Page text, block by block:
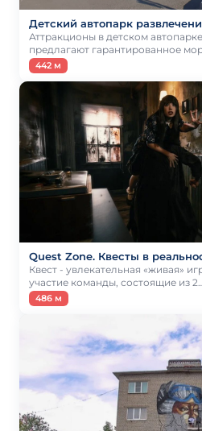
Детский автопарк
Аттракционы в детском
предлагают гарантированное
442 м
Quest Zone. Квесты в
Квест - увлекательная «живая»
участие команды, состоящие из 2…
486 м